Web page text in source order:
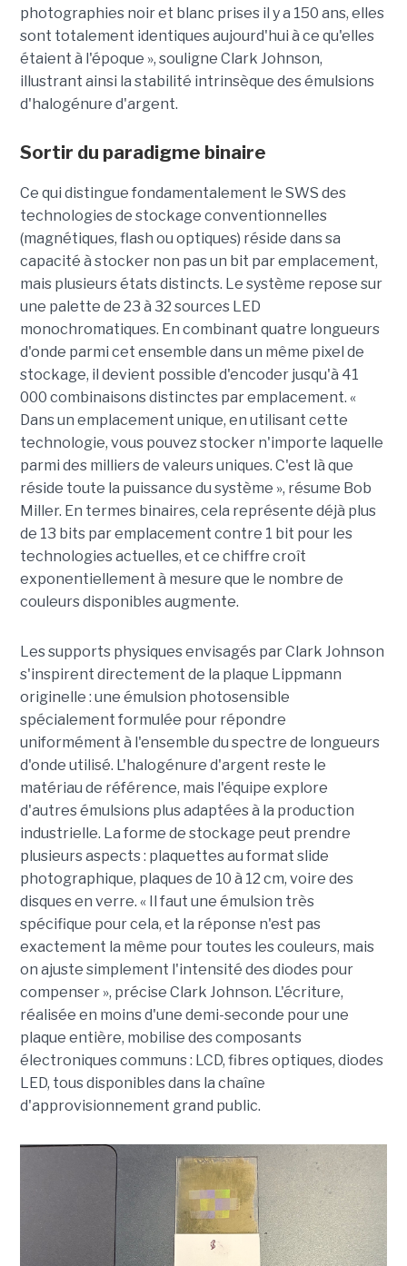
photographies noir et blanc prises il y a 150 ans, elles
sont totalement identiques aujourd'hui à ce qu'elles
étaient à l'époque », souligne Clark Johnson,
illustrant ainsi la stabilité intrinsèque des émulsions
d'halogénure d'argent.
Sortir du paradigme binaire
Ce qui distingue fondamentalement le SWS des
technologies de stockage conventionnelles
(magnétiques, flash ou optiques) réside dans sa
capacité à stocker non pas un bit par emplacement,
mais plusieurs états distincts. Le système repose sur
une palette de 23 à 32 sources LED
monochromatiques. En combinant quatre longueurs
d'onde parmi cet ensemble dans un même pixel de
stockage, il devient possible d'encoder jusqu'à 41
000 combinaisons distinctes par emplacement. «
Dans un emplacement unique, en utilisant cette
technologie, vous pouvez stocker n'importe laquelle
parmi des milliers de valeurs uniques. C'est là que
réside toute la puissance du système », résume Bob
Miller. En termes binaires, cela représente déjà plus
de 13 bits par emplacement contre 1 bit pour les
technologies actuelles, et ce chiffre croît
exponentiellement à mesure que le nombre de
couleurs disponibles augmente.
Les supports physiques envisagés par Clark Johnson
s'inspirent directement de la plaque Lippmann
originelle : une émulsion photosensible
spécialement formulée pour répondre
uniformément à l'ensemble du spectre de longueurs
d'onde utilisé. L'halogénure d'argent reste le
matériau de référence, mais l'équipe explore
d'autres émulsions plus adaptées à la production
industrielle. La forme de stockage peut prendre
plusieurs aspects : plaquettes au format slide
photographique, plaques de 10 à 12 cm, voire des
disques en verre. « Il faut une émulsion très
spécifique pour cela, et la réponse n'est pas
exactement la même pour toutes les couleurs, mais
on ajuste simplement l'intensité des diodes pour
compenser », précise Clark Johnson. L'écriture,
réalisée en moins d'une demi-seconde pour une
plaque entière, mobilise des composants
électroniques communs : LCD, fibres optiques, diodes
LED, tous disponibles dans la chaîne
d'approvisionnement grand public.